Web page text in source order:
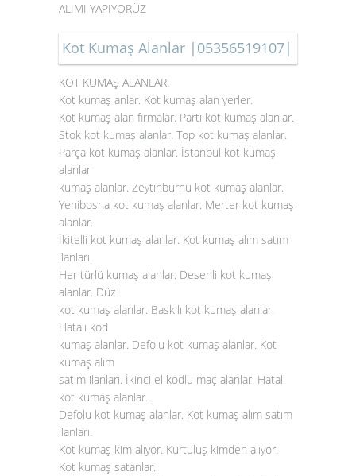
ALIMI YAPIYORÜZ
Kot Kumaş Alanlar |05356519107|
KOT KUMAŞ ALANLAR.
Kot kumaş anlar. Kot kumaş alan yerler.
Kot kumaş alan firmalar. Parti kot kumaş alanlar.
Stok kot kumaş alanlar. Top kot kumaş alanlar.
Parça kot kumaş alanlar. İstanbul kot kumaş
alanlar
kumaş alanlar. Zeytinburnu kot kumaş alanlar.
Yenibosna kot kumaş alanlar. Merter kot kumaş
alanlar.
İkitelli kot kumaş alanlar. Kot kumaş alım satım
ilanları.
Her türlü kumaş alanlar. Desenli kot kumaş
alanlar. Düz
kot kumaş alanlar. Baskılı kot kumaş alanlar.
Hatalı kod
kumaş alanlar. Defolu kot kumaş alanlar. Kot
kumaş alım
satım ilanları. İkinci el kodlu maç alanlar. Hatalı
kot kumaş alanlar.
Defolu kot kumaş alanlar. Kot kumaş alım satım
ilanları.
Kot kumaş kim alıyor. Kurtuluş kimden alıyor.
Kot kumaş satanlar.